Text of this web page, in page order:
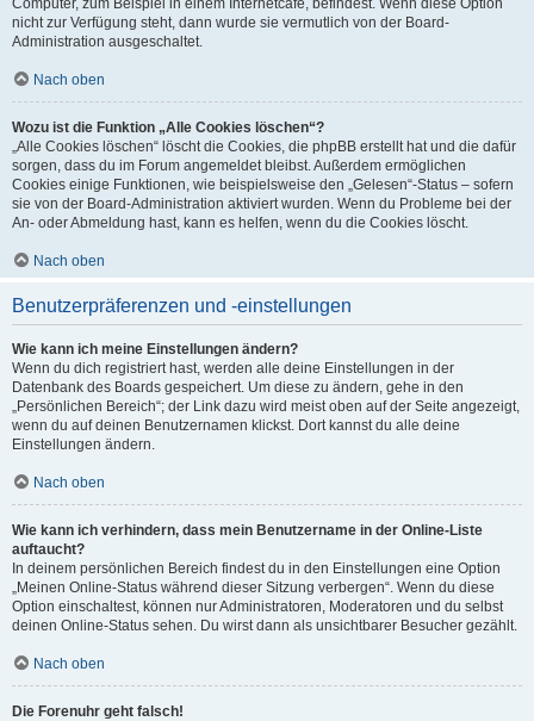
Computer, zum Beispiel in einem Internetcafé, befindest. Wenn diese Option
nicht zur Verfügung steht, dann wurde sie vermutlich von der Board-
Administration ausgeschaltet.
Nach oben
Wozu ist die Funktion „Alle Cookies löschen“?
„Alle Cookies löschen“ löscht die Cookies, die phpBB erstellt hat und die dafür
sorgen, dass du im Forum angemeldet bleibst. Außerdem ermöglichen
Cookies einige Funktionen, wie beispielsweise den „Gelesen“-Status – sofern
sie von der Board-Administration aktiviert wurden. Wenn du Probleme bei der
An- oder Abmeldung hast, kann es helfen, wenn du die Cookies löscht.
Nach oben
Benutzerpräferenzen und -einstellungen
Wie kann ich meine Einstellungen ändern?
Wenn du dich registriert hast, werden alle deine Einstellungen in der
Datenbank des Boards gespeichert. Um diese zu ändern, gehe in den
„Persönlichen Bereich“; der Link dazu wird meist oben auf der Seite angezeigt,
wenn du auf deinen Benutzernamen klickst. Dort kannst du alle deine
Einstellungen ändern.
Nach oben
Wie kann ich verhindern, dass mein Benutzername in der Online-Liste
auftaucht?
In deinem persönlichen Bereich findest du in den Einstellungen eine Option
„Meinen Online-Status während dieser Sitzung verbergen“. Wenn du diese
Option einschaltest, können nur Administratoren, Moderatoren und du selbst
deinen Online-Status sehen. Du wirst dann als unsichtbarer Besucher gezählt.
Nach oben
Die Forenuhr geht falsch!